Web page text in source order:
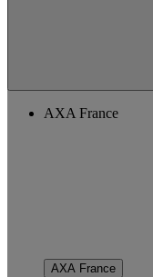
AXA France
AXA France